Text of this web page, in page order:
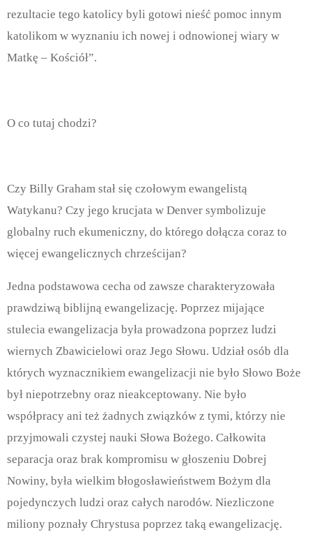
rezultacie tego katolicy byli gotowi nieść pomoc innym
katolikom w wyznaniu ich nowej i odnowionej wiary w
Matkę – Kościół”.
O co tutaj chodzi?
Czy Billy Graham stał się czołowym ewangelistą
Watykanu? Czy jego krucjata w Denver symbolizuje
globalny ruch ekumeniczny, do którego dołącza coraz to
więcej ewangelicznych chrześcijan?
Jedna podstawowa cecha od zawsze charakteryzowała
prawdziwą biblijną ewangelizację. Poprzez mijające
stulecia ewangelizacja była prowadzona poprzez ludzi
wiernych Zbawicielowi oraz Jego Słowu. Udział osób dla
których wyznacznikiem ewangelizacji nie było Słowo Boże
był niepotrzebny oraz nieakceptowany. Nie było
współpracy ani też żadnych związków z tymi, którzy nie
przyjmowali czystej nauki Słowa Bożego. Całkowita
separacja oraz brak kompromisu w głoszeniu Dobrej
Nowiny, była wielkim błogosławieństwem Bożym dla
pojedynczych ludzi oraz całych narodów. Niezliczone
miliony poznały Chrystusa poprzez taką ewangelizację.